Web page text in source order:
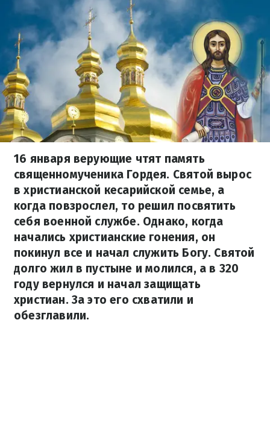
16 января верующие чтят память
священномученика Гордея. Святой вырос
в христианской кесарийской семье, а
когда повзрослел, то решил посвятить
себя военной службе. Однако, когда
начались христианские гонения, он
покинул все и начал служить Богу. Святой
долго жил в пустыне и молился, а в 320
году вернулся и начал защищать
христиан. За это его схватили и
обезглавили.